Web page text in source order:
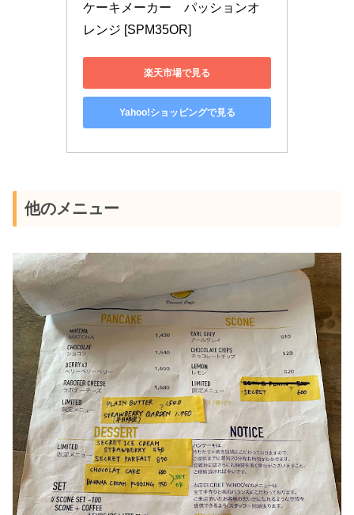
ケーキメーカー　パッションオ
レンジ [SPM35OR]
楽天市場で見る
Yahoo!ショッピングで見る
他のメニュー